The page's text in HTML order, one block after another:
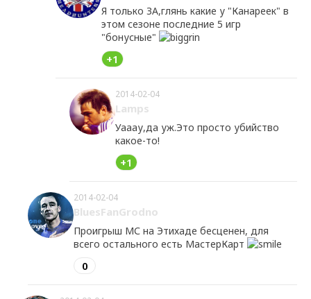
Я только ЗА,глянь какие у "Канареек" в
этом сезоне последние 5 игр
"бонусные"
+1
2014-02-04
Lamps
Уааау,да уж.Это просто убийство
какое-то!
+1
2014-02-04
BluesFanGrodno
Проигрыш МС на Этихаде бесценен, для
всего остального есть МастерКарт
0